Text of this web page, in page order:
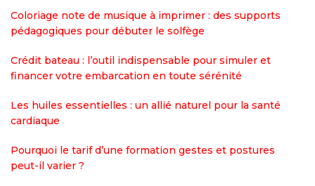
Coloriage note de musique à imprimer : des supports
pédagogiques pour débuter le solfège
Crédit bateau : l’outil indispensable pour simuler et
financer votre embarcation en toute sérénité
Les huiles essentielles : un allié naturel pour la santé
cardiaque
Pourquoi le tarif d’une formation gestes et postures
peut-il varier ?